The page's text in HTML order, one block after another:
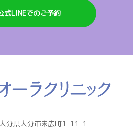
式LINEでのご予約
分県大分市末広町1-11-1